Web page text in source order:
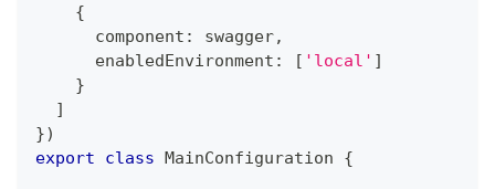
{
      component
: swagger,
      enabledEnvironment
: [ 'local' ]
}
]
})
export
class MainConfiguration {